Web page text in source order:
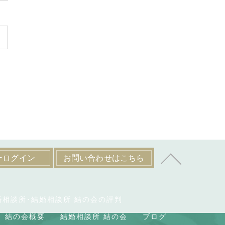
ログイン お問い合わせはこちら
談所･結婚相談所 結の会の評判
結の会概要 結婚相談所 結の会 ブログ